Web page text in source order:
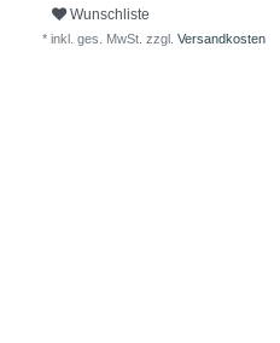
Wunschliste
* inkl. ges. MwSt. zzgl. Versandkosten